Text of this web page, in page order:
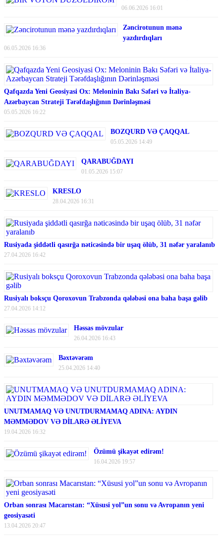
06.06.2026 16:01
Zəncirotunun mənə
yazdırdıqları
06.05.2026 16:36
Qafqazda Yeni Geosiyasi Ox: Meloninin Bakı Səfəri və İtaliya-
Azərbaycan Strateji Tərəfdaşlığının Dərinləşməsi
05.05.2026 16:22
BOZQURD VƏ ÇAQQAL
05.05.2026 14:49
QARABUĞDAYI
01.05.2026 15:07
KRESLO
28.04.2026 16:31
Rusiyada şiddətli qasırğa nəticəsində bir uşaq ölüb, 31 nəfər yaralanıb
27.04.2026 16:42
Rusiyalı boksçu Qoroxovun Trabzonda qələbəsi ona baha başa gəlib
27.04.2026 14:12
Həssas mövzular
26.04.2026 16:43
Bəxtəvərəm
25.04.2026 14:40
UNUTMAMAQ VƏ UNUTDURMAMAQ ADINA: AYDIN
MƏMMƏDOV VƏ DİLARƏ ƏLİYEVA
19.04.2026 16:32
Özümü şikayət edirəm!
16.04.2026 19:57
Orban sonrası Macarıstan: “Xüsusi yol”un sonu və Avropanın yeni
geosiyasəti
13.04.2026 20:47